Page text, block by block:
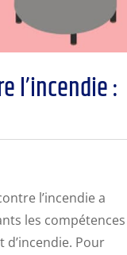
l’incendie :
l’incendie a
les compétences
d’incendie. Pour